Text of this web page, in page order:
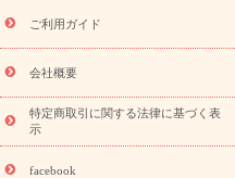
敬老の日におくる花ギフト
花ギフト・プレゼント特集
老の日 花鉢植えのギフト・プ
フト・プレゼント特集
敬老
ペーン
映画『ウォーターガー
「きょう誕生日なんです」キ
誕生日フラワーギフト 誕生
ご利用ガイド
会社概要
特定商取引に関する法律に基づく表
示
facebook